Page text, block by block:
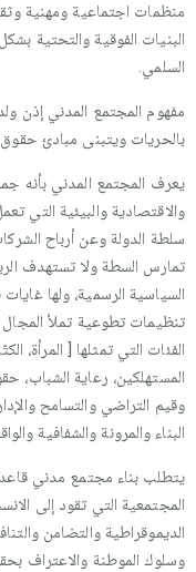
منظمات اجتماعية ومهنية
البنيات الفوقية والتحتية
السلمي.
مفهوم المجتمع المدني إذن
بالحريات ويتبنى مبادئ حقوق
يعرف المجتمع المدني بأنه
والاقتصادية والبيئية التي
سلطة الدولة وعن أرباح
تمارس السطة ولا تستهدف
السياسية الرسمية، ولها
تنظيمات تطوعية تملأ المجال
الفئات التي تمثلها [ المرأة،
المستهلكين، رعاية الشباب،
وقيم التراضي والتسامح
البناء والمرونة والشفافية
يتطلب بناء مجتمع مدني
المجتمعية التي تقود إلى
الديموقراطية والتضامن
وسلوك الموطنة والاعتراف